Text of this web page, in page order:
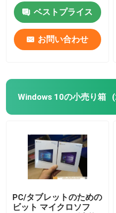
ベストプライス
お問い合わせ
Windows 10の小売り箱
PC/タブレットのための
ビット マイクロソフ